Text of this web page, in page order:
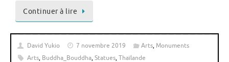
Continuer à lire
David Yukio 7 novembre 2019 Arts, Monuments
Arts, Buddha_Bouddha,Statues,Thaïlande